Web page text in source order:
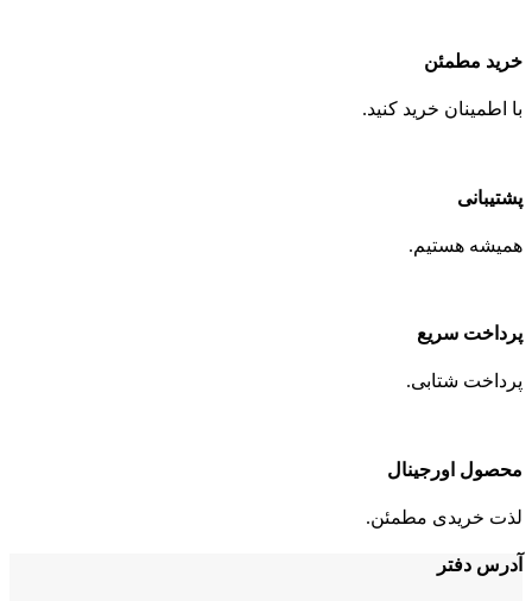
خرید مطمئن
با اطمینان خرید کنید.
پشتیبانی
همیشه هستیم.
پرداخت سریع
پرداخت شتابی.
محصول اورجینال
لذت خریدی مطمئن.
آدرس دفتر